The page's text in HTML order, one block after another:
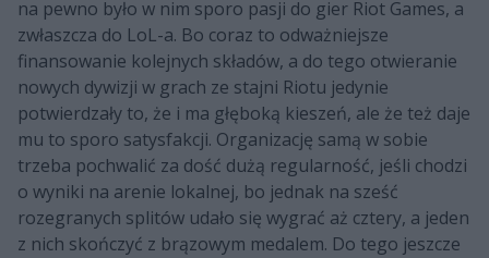
na pewno było w nim sporo pasji do gier Riot Games, a
zwłaszcza do LoL-a. Bo coraz to odważniejsze
finansowanie kolejnych składów, a do tego otwieranie
nowych dywizji w grach ze stajni Riotu jedynie
potwierdzały to, że i ma głęboką kieszeń, ale że też daje
mu to sporo satysfakcji. Organizację samą w sobie
trzeba pochwalić za dość dużą regularność, jeśli chodzi
o wyniki na arenie lokalnej, bo jednak na sześć
rozegranych splitów udało się wygrać aż cztery, a jeden
z nich skończyć z brązowym medalem. Do tego jeszcze